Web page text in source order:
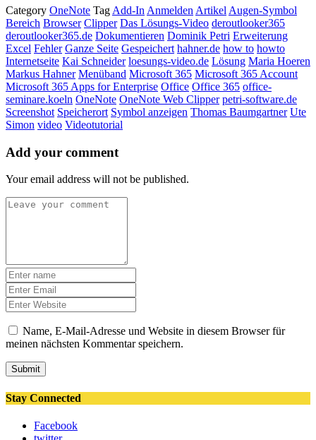
Category OneNote Tag Add-In Anmelden Artikel Augen-Symbol
Bereich Browser Clipper Das Lösungs-Video deroutlooker365
deroutlooker365.de Dokumentieren Dominik Petri Erweiterung
Excel Fehler Ganze Seite Gespeichert hahner.de how to howto
Internetseite Kai Schneider loesungs-video.de Lösung Maria Hoeren
Markus Hahner Menüband Microsoft 365 Microsoft 365 Account
Microsoft 365 Apps for Enterprise Office Office 365 office-
seminare.koeln OneNote OneNote Web Clipper petri-software.de
Screenshot Speicherort Symbol anzeigen Thomas Baumgartner Ute
Simon video Videotutorial
Add your comment
Your email address will not be published.
Name, E-Mail-Adresse und Website in diesem Browser für
meinen nächsten Kommentar speichern.
Submit
Stay Connected
Facebook